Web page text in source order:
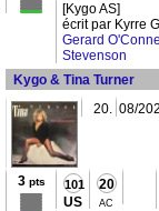
[Kygo AS]
écrit par Kyrre
Gerard O'Connell
Stevenson
Kygo & Tina Turner
20. 08/
3pts
101
US
20
AC